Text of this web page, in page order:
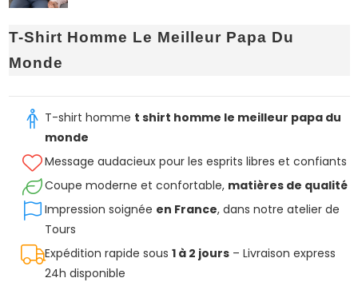
T-Shirt Homme Le Meilleur Papa Du
Monde
T-shirt homme t shirt homme le meilleur papa du
monde
Message audacieux pour les esprits libres et confiants
Coupe moderne et confortable, matières de qualité
Impression soignée en France, dans notre atelier de
Tours
Expédition rapide sous 1 à 2 jours– Livraison express
24h disponible